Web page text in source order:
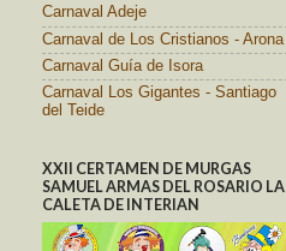
Carnaval Adeje
Carnaval de Los Cristianos - Arona
Carnaval Guía de Isora
Carnaval Los Gigantes - Santiago
del Teide
XXII CERTAMEN DE MURGAS
SAMUEL ARMAS DEL ROSARIO LA
CALETA DE INTERIAN